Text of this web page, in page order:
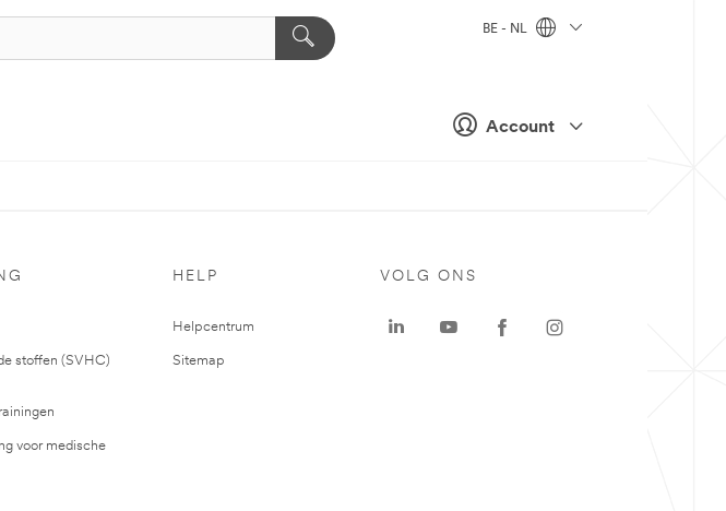
Account
BE - NL
stoffen (SVHC)
voor medische
HELP
Helpcentrum
Sitemap
VOLG ONS